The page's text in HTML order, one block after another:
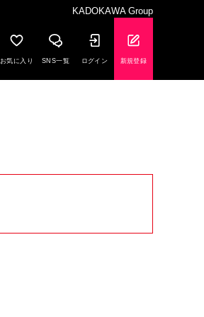
KADOKAWA Group
お気に入り SNS一覧 ログイン 新規登録